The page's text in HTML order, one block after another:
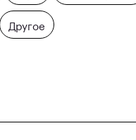
Другое